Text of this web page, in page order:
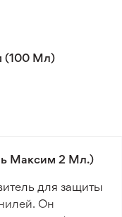
(100 Мл)
Максим 2 Мл.)
для защиты
Он